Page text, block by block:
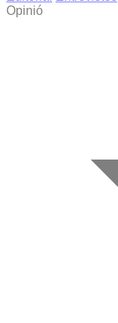
Opinió